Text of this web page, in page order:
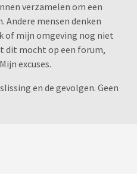
verzamelen om een
Andere mensen denken
of mijn omgeving nog niet
dit mocht op een forum,
excuses.
en de gevolgen. Geen